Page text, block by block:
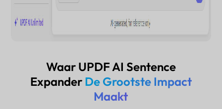
Waar UPDF AI Sentence
Expander De Grootste Impact
Maakt